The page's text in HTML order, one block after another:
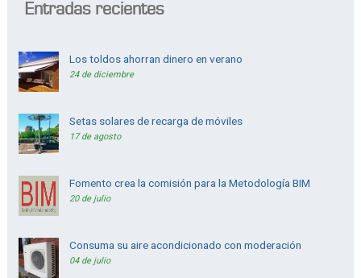
Entradas recientes
Los toldos ahorran dinero en verano
24 de diciembre
Setas solares de recarga de móviles
17 de agosto
Fomento crea la comisión para la Metodología BIM
20 de julio
Consuma su aire acondicionado con moderación
04 de julio